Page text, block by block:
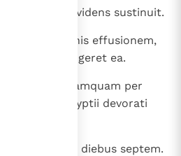
tamquam videns sustinuit.
et sanguinis effusionem,
tangeret ea.
Rubrum tamquam per
experti Aegyptii devorati
circuiti diebus septem.